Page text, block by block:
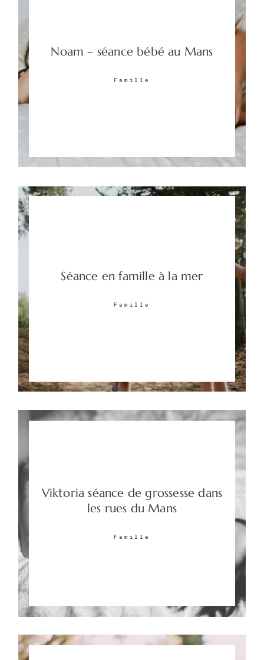
Noam – séance bébé au Mans
Famille
Séance en famille à la mer
Famille
Viktoria séance de grossesse dans
les rues du Mans
Famille